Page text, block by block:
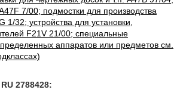
7/00; подмостки для производства
1/32; устройства для установки,
F21V 21/00; специальные
аппаратов или предметов см.
2788428: